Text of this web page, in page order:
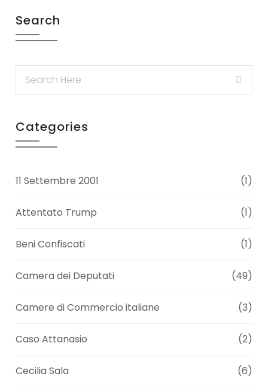
Search
Categories
11 Settembre 2001 (1)
Attentato Trump (1)
Beni Confiscati (1)
Camera dei Deputati (49)
Camere di Commercio italiane (3)
Caso Attanasio (2)
Cecilia Sala (6)